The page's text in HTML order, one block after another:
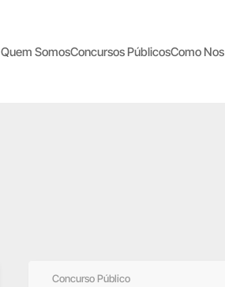
Quem SomosConcursos PúblicosComo
Concurso Público